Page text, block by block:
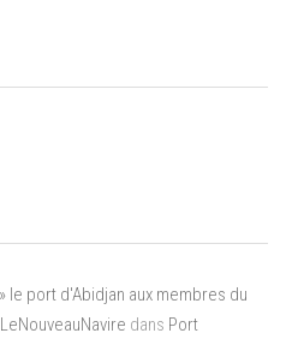
le port d'Abidjan aux membres du
dans Port